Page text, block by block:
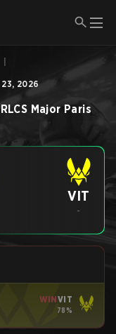
23, 2026
RLCS Major Paris
VIT
-
WINVIT
78%